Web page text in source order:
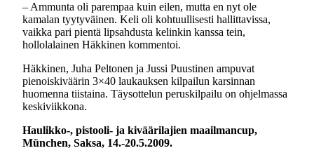
– Ammunta oli parempaa kuin eilen, mutta en nyt ole
kamalan tyytyväinen. Keli oli kohtuullisesti hallittavissa,
vaikka pari pientä lipsahdusta kelinkin kanssa tein,
hollolalainen Häkkinen kommentoi.
Häkkinen, Juha Peltonen ja Jussi Puustinen ampuvat
pienoiskiväärin 3×40 laukauksen kilpailun karsinnan
huomenna tiistaina. Täysottelun peruskilpailu on ohjelmassa
keskiviikkona.
Haulikko-, pistooli- ja kiväärilajien maailmancup,
München, Saksa, 14.-20.5.2009.